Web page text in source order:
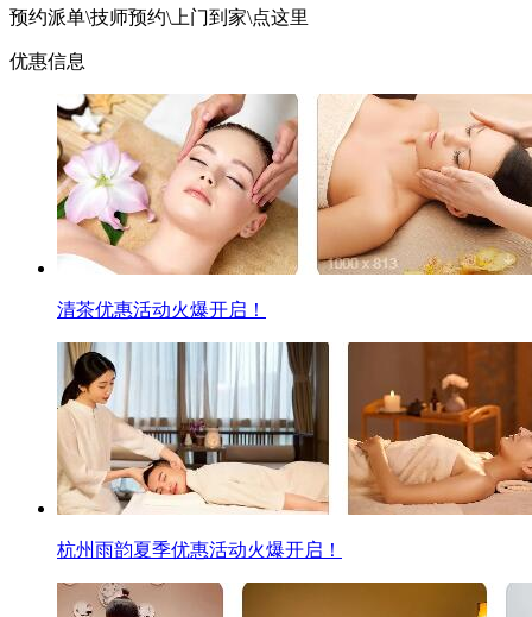
预约派单\技师预约\上门到家\点这里
优惠信息
清茶优惠活动火爆开启！
杭州雨韵夏季优惠活动火爆开启！